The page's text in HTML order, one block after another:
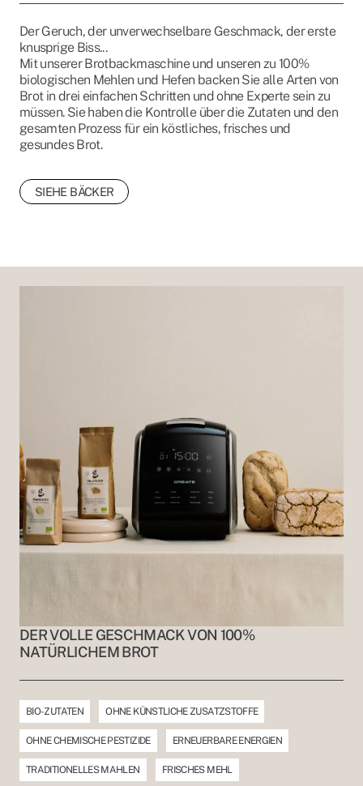
Der Geruch, der unverwechselbare Geschmack, der erste
knusprige Biss...
Mit unserer Brotbackmaschine und unseren zu 100%
biologischen Mehlen und Hefen backen Sie alle Arten von
Brot in drei einfachen Schritten und ohne Experte sein zu
müssen. Sie haben die Kontrolle über die Zutaten und den
gesamten Prozess für ein köstliches, frisches und
gesundes Brot.
SIEHE BÄCKER
DER VOLLE GESCHMACK VON 100%
NATÜRLICHEM BROT
BIO-ZUTATEN OHNE KÜNSTLICHE ZUSATZSTOFFE
OHNE CHEMISCHE PESTIZIDE ERNEUERBARE ENERGIEN
TRADITIONELLES MAHLEN FRISCHES MEHL